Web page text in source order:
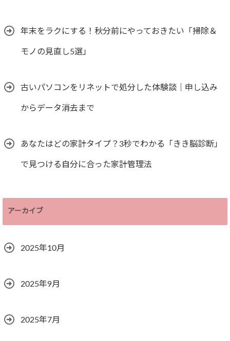
年末をラクにする！秋分前にやっておきたい「掃除＆
モノの見直し5選」
古いパソコンをリネットで処分した体験談｜申し込み
からデータ消去まで
あなたはどの家計タイプ？3秒でわかる「きき脳診断」
で見つける自分に合った家計管理法
アーカイブ
2025年10月
2025年9月
2025年7月